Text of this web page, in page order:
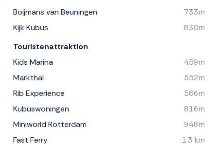
Boijmans van Beuningen
733m
Kijk Kubus
830m
Touristenattraktion
Kids Marina
459m
Markthal
552m
Rib Experience
586m
Kubuswoningen
816m
Miniworld Rotterdam
948m
Fast Ferry
1.3 km